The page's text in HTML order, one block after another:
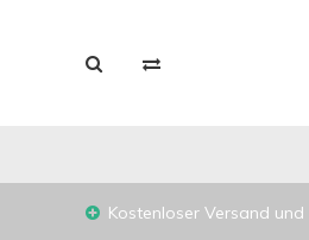
Kostenloser Versand